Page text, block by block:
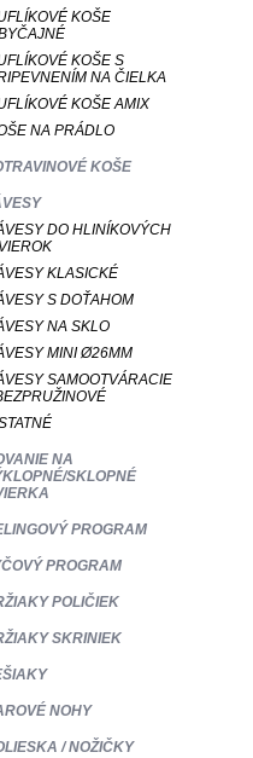
KOŠE
KOŠE S
NA ČIELKA
KOŠE AMIX
NA PRÁDLO
KOŠE
DO HLINÍKOVÝCH
KLASICKÉ
S DOŤAHOM
NA SKLO
MINI Ø26MM
SAMOOTVÁRACIE
NA
SKLOPNÉ
PROGRAM
PROGRAM
POLIČIEK
SKRINIEK
NOHY
/ NOŽIČKY